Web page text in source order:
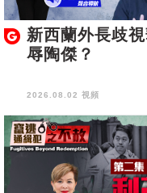
新西蘭外長歧
辱陶傑？
2026.08.02 視頻